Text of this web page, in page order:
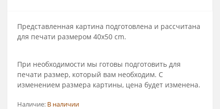
Наличие: В наличии
Представленная картина подготовлена и рассчитана
для печати размером 40х50 cm.
При необходимости мы готовы подготовить для
печати размер, который вам необходим. С
изменением размера картины, цена будет изменена.